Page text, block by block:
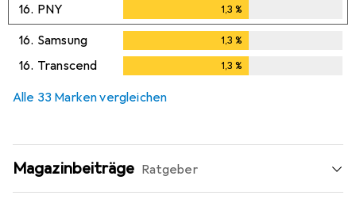
16. PNY 1,3 %
16. Samsung 1,3 %
16. Transcend 1,3 %
Alle 33 Marken vergleichen
Magazinbeiträge Ratgeber